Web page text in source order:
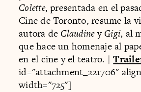
Colette, presentada en el
Cine de Toronto, resume la
autora de ClaudineyGigi, al
que hace un homenaje al
en el cine y el teatro. |
id="attachment_221706"
width="725"]